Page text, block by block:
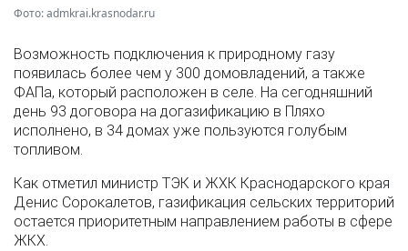
Фото: admkrai.krasnodar.ru
Возможность подключения к природному газу
появилась более чем у 300 домовладений, а также
ФАПа, который расположен в селе. На сегодняшний
день 93 договора на догазификацию в Пляхо
исполнено, в 34 домах уже пользуются голубым
топливом.
Как отметил министр ТЭК и ЖХК Краснодарского края
Денис Сорокалетов, газификация сельских территорий
остается приоритетным направлением работы в сфере
ЖКХ.